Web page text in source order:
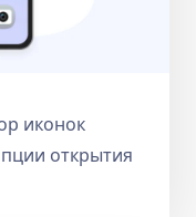
иконок
открытия